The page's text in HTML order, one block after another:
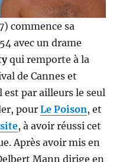
commence sa
avec un drame
qui remporte à la
de Cannes et
par ailleurs le seul
pourLe Poison, et
, à avoir réussi cet
Après avoir mis en
Mann dirige en